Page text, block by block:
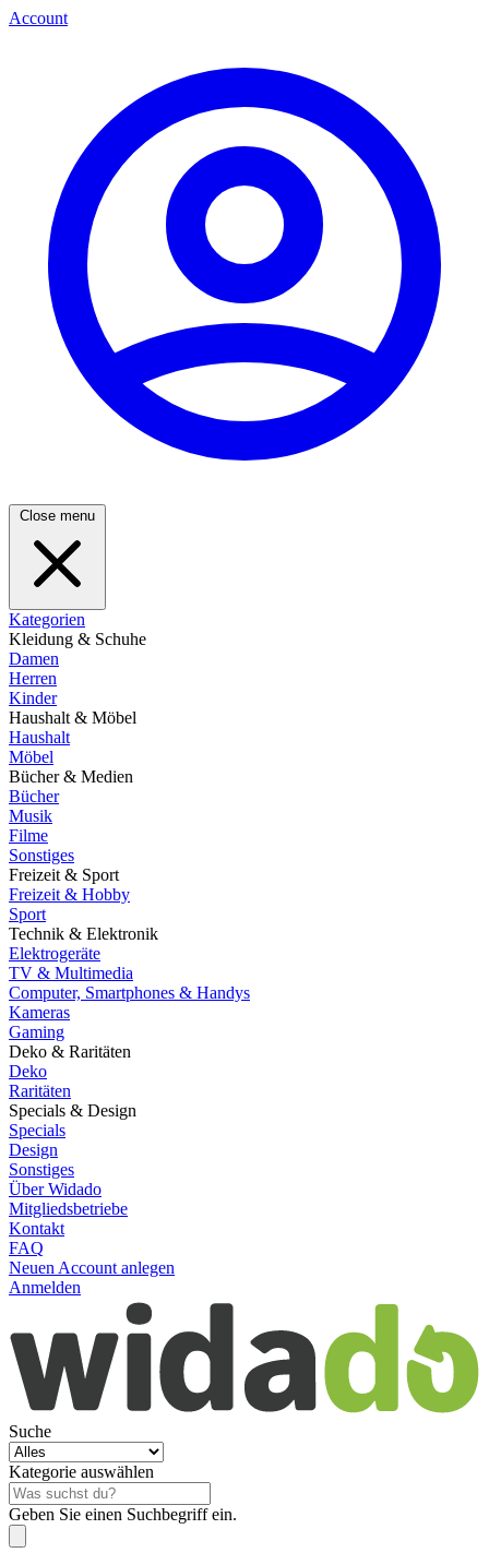
Account
Close menu
Kategorien
Kleidung & Schuhe
Damen
Herren
Kinder
Haushalt & Möbel
Haushalt
Möbel
Bücher & Medien
Bücher
Musik
Filme
Sonstiges
Freizeit & Sport
Freizeit & Hobby
Sport
Technik & Elektronik
Elektrogeräte
TV & Multimedia
Computer, Smartphones & Handys
Kameras
Gaming
Deko & Raritäten
Deko
Raritäten
Specials & Design
Specials
Design
Sonstiges
Über Widado
Mitgliedsbetriebe
Kontakt
FAQ
Neuen Account anlegen
Anmelden
Suche
Kategorie auswählen
Geben Sie einen Suchbegriff ein.